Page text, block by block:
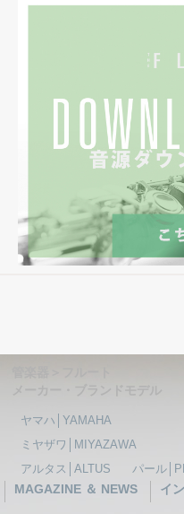
ヤマハ│YAMAHA
ミヤザワ│MIYAZAWA
アルタス│ALTUS
パール
MAGAZINE ＆ NEWS イ